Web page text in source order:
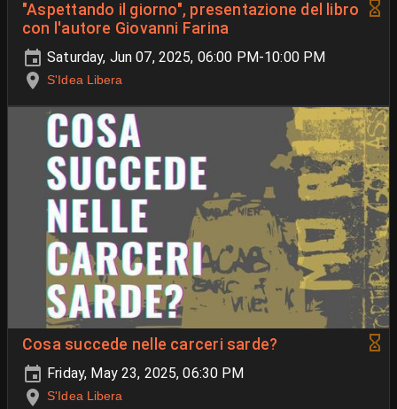
"Aspettando il giorno", presentazione del libro
con l'autore Giovanni Farina
Saturday, Jun 07, 2025, 06:00 PM-10:00 PM
S'Idea Libera
Cosa succede nelle carceri sarde?
Friday, May 23, 2025, 06:30 PM
S'Idea Libera